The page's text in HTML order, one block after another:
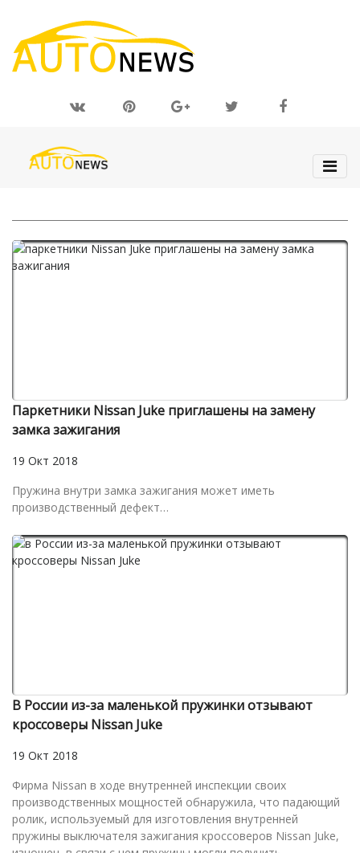
Паркетники Nissan Juke приглашены на замену
замка зажигания
19 Окт 2018
Пружина внутри замка зажигания может иметь
производственный дефект…
В России из-за маленькой пружинки отзывают
кроссоверы Nissan Juke
19 Окт 2018
Фирма Nissan в ходе внутренней инспекции своих
производственных мощностей обнаружила, что падающий
ролик, используемый для изготовления внутренней
пружины выключателя зажигания кроссоверов Nissan Juke,